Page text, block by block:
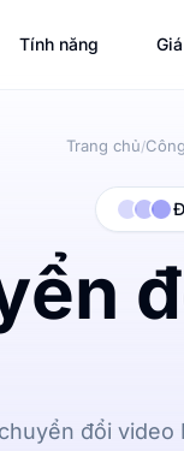
Tính năng
Trang chủ/
đổi